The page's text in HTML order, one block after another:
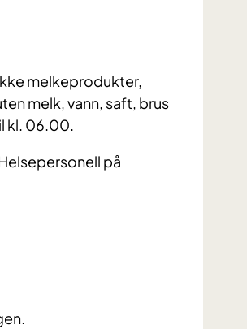
melkeprodukter,
melk, vann, saft, brus
kl. 06.00.
på